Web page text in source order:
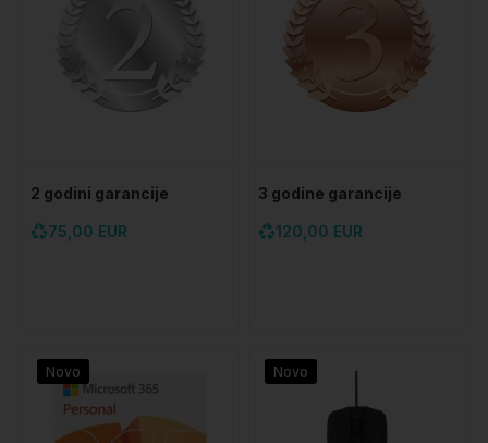
2 godini garancije
75,00 EUR
3 godine garancije
120,00 EUR
Novo Novo